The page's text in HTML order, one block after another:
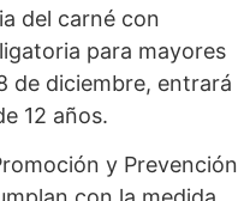
del carné con
para mayores
de diciembre, entrará
12 años.
y Prevención